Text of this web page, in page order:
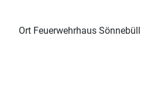
Ort Feuerwehrhaus Sönnebüll